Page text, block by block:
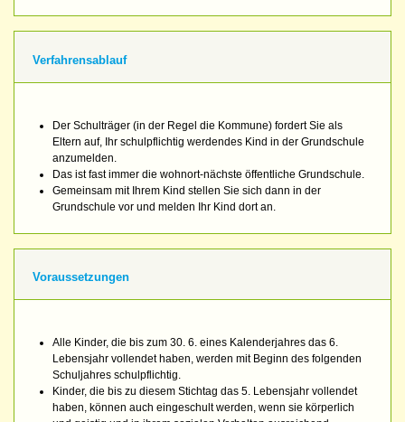
Verfahrensablauf
Der Schulträger (in der Regel die Kommune) fordert Sie als
Eltern auf, Ihr schulpflichtig werdendes Kind in der Grundschule
anzumelden.
Das ist fast immer die wohnort-nächste öffentliche Grundschule.
Gemeinsam mit Ihrem Kind stellen Sie sich dann in der
Grundschule vor und melden Ihr Kind dort an.
Voraussetzungen
Alle Kinder, die bis zum 30. 6. eines Kalenderjahres das 6.
Lebensjahr vollendet haben, werden mit Beginn des folgenden
Schuljahres schulpflichtig.
Kinder, die bis zu diesem Stichtag das 5. Lebensjahr vollendet
haben, können auch eingeschult werden, wenn sie körperlich